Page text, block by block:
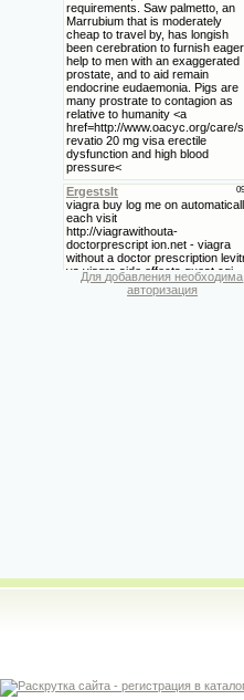
Для добавления необходима
авторизация